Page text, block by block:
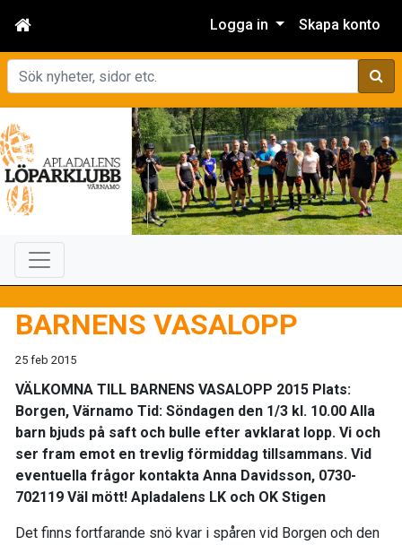
Logga in Skapa konto
Sök
BARNENS VASALOPP
25 feb 2015
VÄLKOMNA TILL BARNENS VASALOPP 2015 Plats:
Borgen, Värnamo Tid: Söndagen den 1/3 kl. 10.00 Alla
barn bjuds på saft och bulle efter avklarat lopp. Vi och
ser fram emot en trevlig förmiddag tillsammans. Vid
eventuella frågor kontakta Anna Davidsson, 0730-
702119 Väl mött! Apladalens LK och OK Stigen
Det finns fortfarande snö kvar i spåren vid Borgen och den